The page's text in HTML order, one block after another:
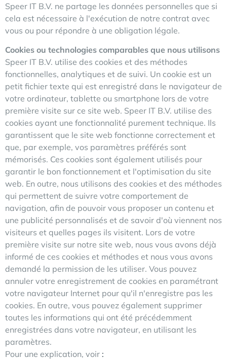
Speer IT B.V. ne partage les données personnelles que si
cela est nécessaire à l'exécution de notre contrat avec
vous ou pour répondre à une obligation légale.
Cookies ou technologies comparables que nous utilisons
Speer IT B.V. utilise des cookies et des méthodes
fonctionnelles, analytiques et de suivi. Un cookie est un
petit fichier texte qui est enregistré dans le navigateur de
votre ordinateur, tablette ou smartphone lors de votre
première visite sur ce site web. Speer IT B.V. utilise des
cookies ayant une fonctionnalité purement technique. Ils
garantissent que le site web fonctionne correctement et
que, par exemple, vos paramètres préférés sont
mémorisés. Ces cookies sont également utilisés pour
garantir le bon fonctionnement et l'optimisation du site
web. En outre, nous utilisons des cookies et des méthodes
qui permettent de suivre votre comportement de
navigation, afin de pouvoir vous proposer un contenu et
une publicité personnalisés et de savoir d'où viennent nos
visiteurs et quelles pages ils visitent. Lors de votre
première visite sur notre site web, nous vous avons déjà
informé de ces cookies et méthodes et nous vous avons
demandé la permission de les utiliser. Vous pouvez
annuler votre enregistrement de cookies en paramétrant
votre navigateur Internet pour qu'il n'enregistre pas les
cookies. En outre, vous pouvez également supprimer
toutes les informations qui ont été précédemment
enregistrées dans votre navigateur, en utilisant les
paramètres.
Pour une explication, voir :